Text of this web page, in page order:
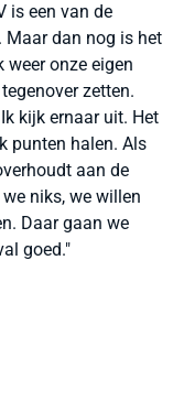
is een van de
Maar dan nog is het
weer onze eigen
zetten.
kijk ernaar uit. Het
punten halen. Als
aan de
niks, we willen
Daar gaan we
goed."